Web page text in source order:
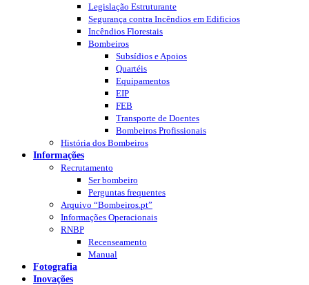
Legislação Estruturante
Segurança contra Incêndios em Edificios
Incêndios Florestais
Bombeiros
Subsídios e Apoios
Quartéis
Equipamentos
EIP
FEB
Transporte de Doentes
Bombeiros Profissionais
História dos Bombeiros
Informações
Recrutamento
Ser bombeiro
Perguntas frequentes
Arquivo “Bombeiros.pt”
Informações Operacionais
RNBP
Recenseamento
Manual
Fotografia
Inovações